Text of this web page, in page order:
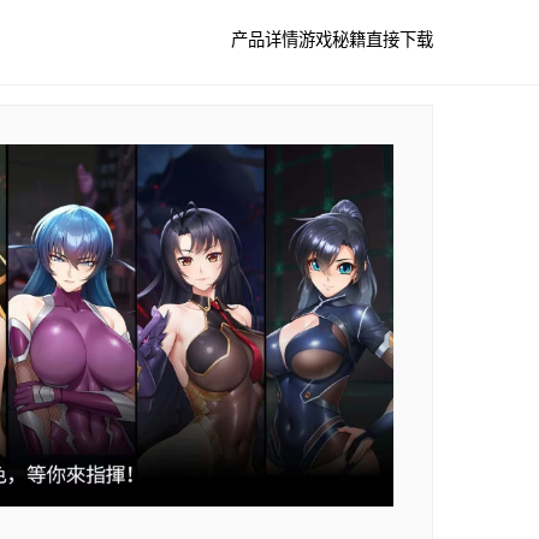
产品详情游戏秘籍直接下载